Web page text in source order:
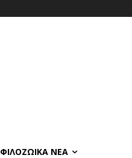
ΦΙΛΟΖΩΙΚΆ ΝΈΑ